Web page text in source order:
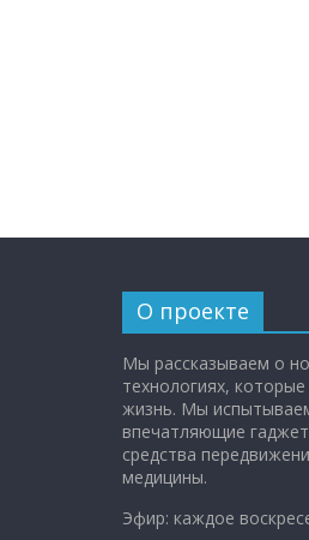
О проекте
Мы рассказываем о
технологиях,
жизнь. Мы
впечатляющие
средства
медицины.
Эфир: каждое